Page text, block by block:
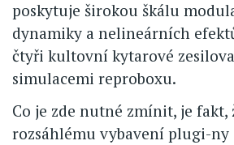
poskytuje širokou škálu
dynamiky a nelineárních
čtyři kultovní kytarové
simulacemi reproboxu.
Co je zde nutné zmínit, je fakt,
rozsáhlému vybavení plugi-ny